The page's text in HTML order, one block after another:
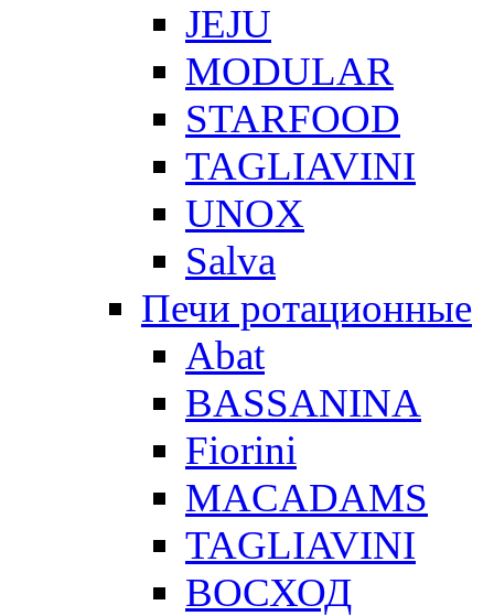
JEJU
MODULAR
STARFOOD
TAGLIAVINI
UNOX
Salva
Печи ротационные
Abat
BASSANINA
Fiorini
MACADAMS
TAGLIAVINI
ВОСХОД